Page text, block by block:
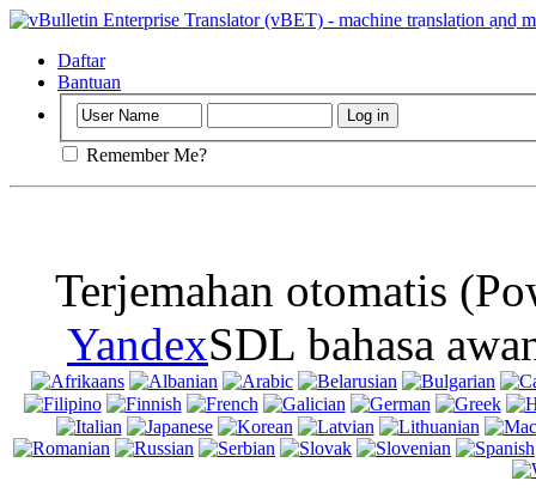
Penting:
Daftar
Bantuan
Remember Me?
Terjemahan otomatis
YandexSDL bahasa